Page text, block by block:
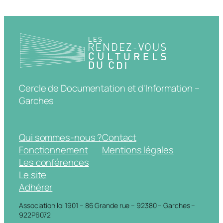
Cercle de Documentation et d'Information –
Garches
Qui sommes-nous ?
Fonctionnement
Les conférences
Le site
Adhérer
Contact
Mentions légales
Association loi 1901 – 86 Grande rue – 92380 – Garches –
922P6072